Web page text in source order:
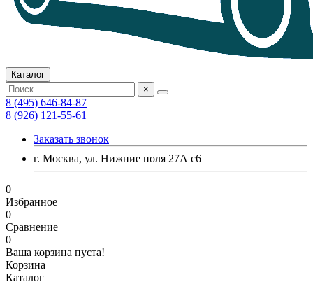
Каталог
×
8 (495) 646-84-87
8 (926) 121-55-61
Заказать звонок
г. Москва, ул. Нижние поля 27А с6
0
Избранное
0
Сравнение
0
Ваша корзина пуста!
Корзина
Каталог